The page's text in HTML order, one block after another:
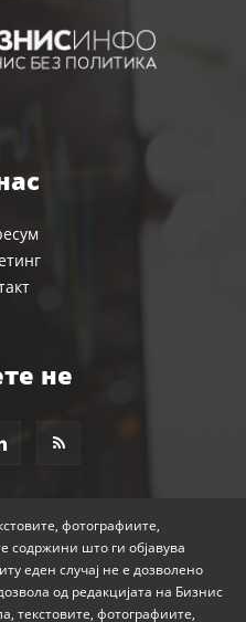
не
фотографиите,
содржини што ги објавува
еден случај не е дозволено
од редакцијата на Бизнис
текстовите, фотографиите,